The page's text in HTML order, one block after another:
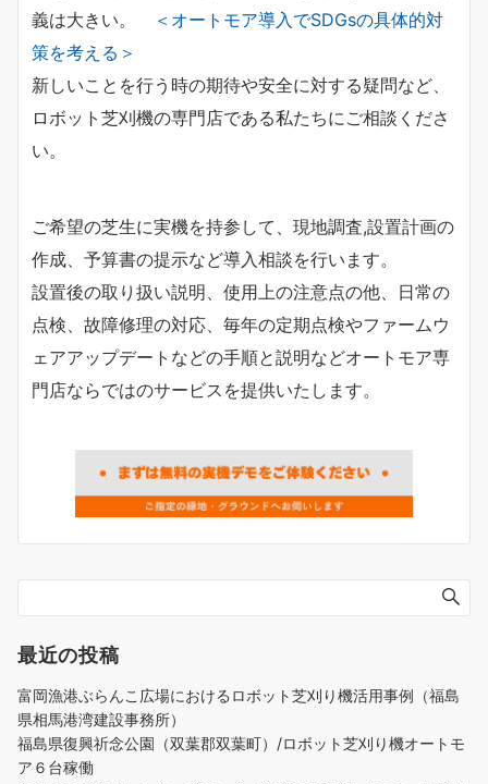
義は大きい。
＜オートモア導入でSDGsの具体的対
策を考える＞
新しいことを行う時の期待や安全に対する疑問など、
ロボット芝刈機の専門店である私たちにご相談くださ
い。
ご希望の芝生に実機を持参して、現地調査,設置計画の
作成、予算書の提示など導入相談を行います。
設置後の取り扱い説明、使用上の注意点の他、日常の
点検、故障修理の対応、毎年の定期点検やファームウ
ェアアップデートなどの手順と説明などオートモア専
門店ならではのサービスを提供いたします。
最近の投稿
富岡漁港ぶらんこ広場におけるロボット芝刈り機活用事例（福島
県相馬港湾建設事務所）
福島県復興祈念公園（双葉郡双葉町）/ロボット芝刈り機オートモ
ア６台稼働